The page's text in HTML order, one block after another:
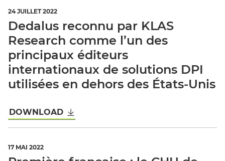
24 JUILLET 2022
Dedalus reconnu par KLAS
Research comme l’un des
principaux éditeurs
internationaux de solutions DPI
utilisées en dehors des États-Unis
DOWNLOAD
17 MAI 2022